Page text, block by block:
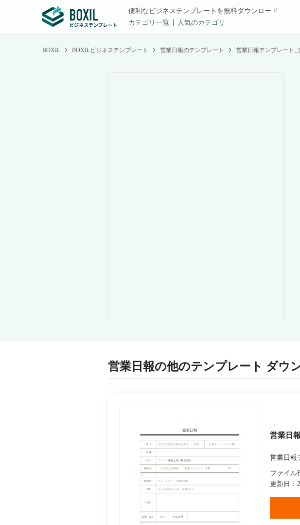
便利なビジネステンプレートを無料ダウンロード
カテゴリ一覧
人気のカテゴリ
BOXIL BOXILビジネステンプレート 営業日報のテンプレート 営業日報テンプレート_
営業日報の他のテンプレート ダウ
営業日
営業日報
ファイル
更新日：